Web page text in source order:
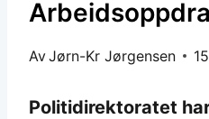
AvJørn-Kr Jørgensen
Politidirektoratet